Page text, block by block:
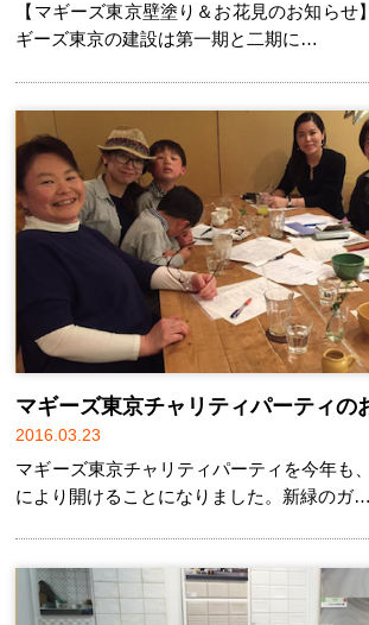
【マギーズ東京壁塗り＆お花見のお知らせ
ギーズ東京の建設は第一期と二期に…
マギーズ東京チャリティパーティの
2016.03.23
マギーズ東京チャリティパーティを今年も
により開けることになりました。新緑のガ…